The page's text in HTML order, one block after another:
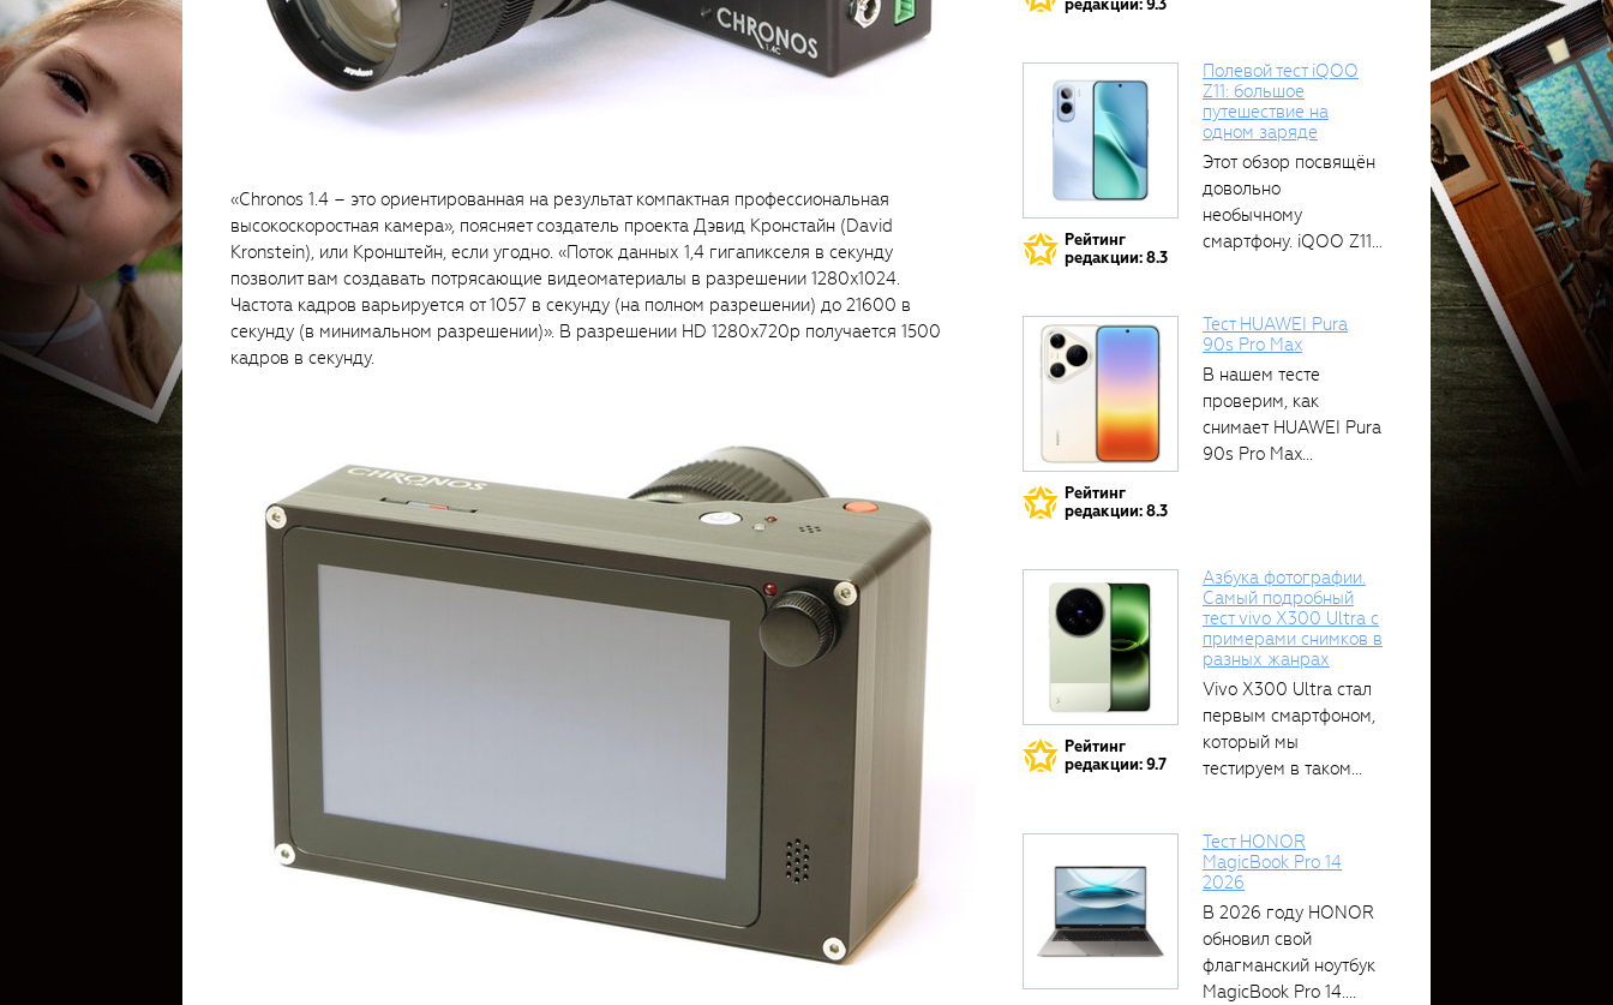
«Chronos 1.4 – это ориентированная на результат компактная профессиональная
высокоскоростная камера», поясняет создатель проекта Дэвид Кронстайн (David
Kronstein), или Кронштейн, если угодно. «Поток данных 1,4 гигапикселя в секунду
позволит вам создавать потрясающие видеоматериалы в разрешении 1280x1024.
Частота кадров варьируется от 1057 в секунду (на полном разрешении) до 21600 в
секунду (в минимальном разрешении)». В разрешении HD 1280x720p получается 1500
кадров в секунду.
редакции: 9.3
Рейтинг
редакции: 8.3
Полевой тест iQOO
Z11: большое
путешествие на
одном заряде
Этот обзор посвящён
довольно
необычному
смартфону. iQOO Z11
Рейтинг
редакции: 8.3
Тест HUAWEI Pura
90s Pro Max
В нашем тесте
проверим, как
снимает HUAWEI Pura
90s Pro Max...
Рейтинг
редакции: 9.7
Азбука фотографии.
Самый подробный
тест vivo X300 Ultra с
примерами снимков в
разных жанрах
Vivo X300 Ultra стал
первым смартфоном,
который мы
тестируем в таком...
Тест HONOR
MagicBook Pro 14
2026
В 2026 году HONOR
обновил свой
флагманский ноутбук
MagicBook Pro 14....